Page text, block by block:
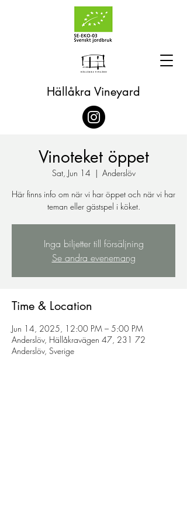
Hällåkra Vineyard
Vinoteket öppet
Sat, Jun 14
  |
Anderslöv
Här finns info om när vi har öppet och när vi har
teman eller gästspel i köket.
Inga biljetter till försäljning
Se andra evenemang
Time & Location
Jun 14, 2025, 12:00 PM – 5:00 PM
Anderslöv, Hällåkravägen 47, 231 72
Anderslöv, Sverige